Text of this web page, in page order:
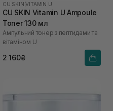
CU SKIN |VITAMIN U
CU SKIN Vitamin U Ampoule
Toner 130 мл
Ампульний тонер з пептидами та
вітаміном U
2 160₴